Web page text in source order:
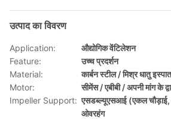
उत्पाद का विवरण
Application:
औद्योगिक वेंटिलेशन
Feature:
उच्च प्रदर्शन
Material:
कार्बन स्टील / मिश्र धातु
Motor:
सीमेंस / एबीबी / अपनी मांग के
Impeller Support: एसडब्ल्यूएसआई (एकल
ओवरहंग